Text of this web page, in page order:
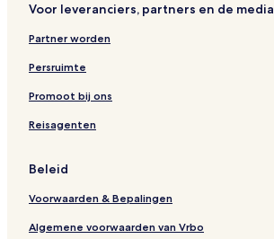
Voor leveranciers, partners en de media
Partner worden
Persruimte
Promoot bij ons
Reisagenten
Beleid
Voorwaarden & Bepalingen
Algemene voorwaarden van Vrbo